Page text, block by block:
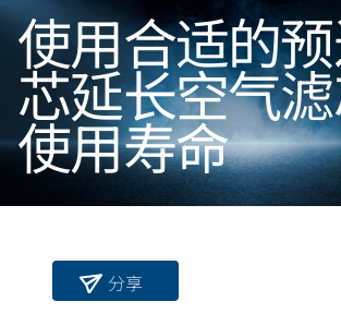
使用合适的
芯延长空气
使用寿命
分享